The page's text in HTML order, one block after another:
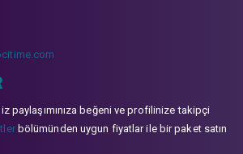
paylaşımınıza beğeni ve profilinize takipçi
bölümünden uygun fiyatlar ile bir paket satın